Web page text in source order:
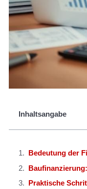
Inhaltsangabe
Bedeutung der
Praktische